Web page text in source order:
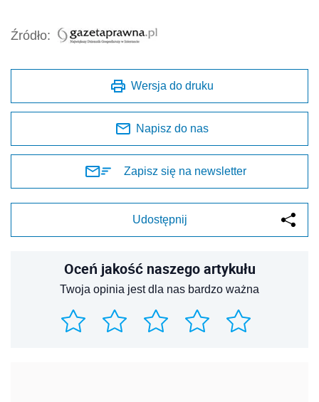
Źródło:
Wersja do druku
Napisz do nas
Zapisz się na newsletter
Udostępnij
Oceń jakość naszego artykułu
Twoja opinia jest dla nas bardzo ważna